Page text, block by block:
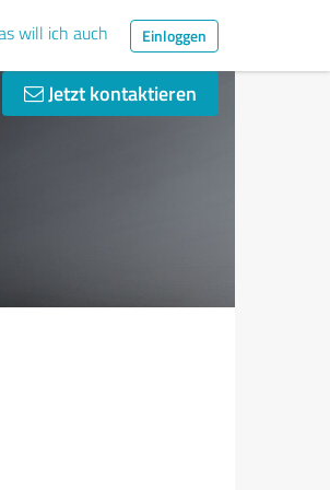
will ich auch Einloggen
Jetzt kontaktieren